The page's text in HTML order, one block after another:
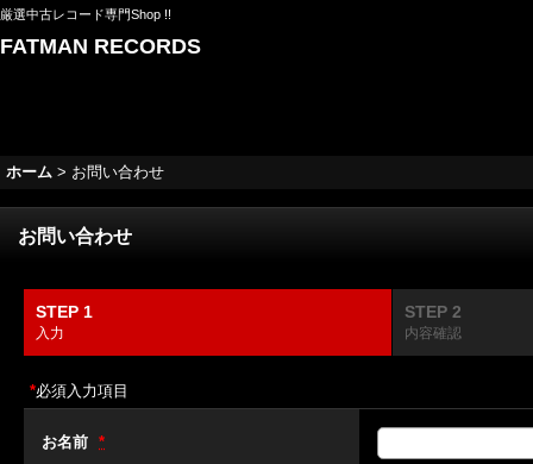
厳選中古レコード専門Shop !!
FATMAN RECORDS
ホーム > お問い合わせ
お問い合わせ
STEP 1
入力
STEP 2
内容確認
*必須入力項目
お名前 *